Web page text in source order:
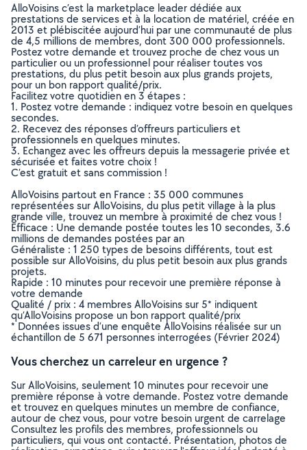
AlloVoisins c’est la marketplace leader dédiée aux
prestations de services et à la location de matériel, créée en
2013 et plébiscitée aujourd’hui par une communauté de plus
de 4,5 millions de membres, dont 300 000 professionnels.
Postez votre demande et trouvez proche de chez vous un
particulier ou un professionnel pour réaliser toutes vos
prestations, du plus petit besoin aux plus grands projets,
pour un bon rapport qualité/prix.
Facilitez votre quotidien en 3 étapes :
1. Postez votre demande : indiquez votre besoin en quelques
secondes.
2. Recevez des réponses d’offreurs particuliers et
professionnels en quelques minutes.
3. Echangez avec les offreurs depuis la messagerie privée et
sécurisée et faites votre choix !
C’est gratuit et sans commission !
AlloVoisins partout en France : 35 000 communes
représentées sur AlloVoisins, du plus petit village à la plus
grande ville, trouvez un membre à proximité de chez vous !
Efficace : Une demande postée toutes les 10 secondes, 3.6
millions de demandes postées par an
Généraliste : 1 250 types de besoins différents, tout est
possible sur AlloVoisins, du plus petit besoin aux plus grands
projets.
Rapide : 10 minutes pour recevoir une première réponse à
votre demande
Qualité / prix : 4 membres AlloVoisins sur 5* indiquent
qu’AlloVoisins propose un bon rapport qualité/prix
* Données issues d’une enquête AlloVoisins réalisée sur un
échantillon de 5 671 personnes interrogées (Février 2024)
Vous cherchez un carreleur en urgence ?
Sur AlloVoisins, seulement 10 minutes pour recevoir une
première réponse à votre demande. Postez votre demande
et trouvez en quelques minutes un membre de confiance,
autour de chez vous, pour votre besoin urgent de carrelage
Consultez les profils des membres, professionnels ou
particuliers, qui vous ont contacté. Présentation, photos de